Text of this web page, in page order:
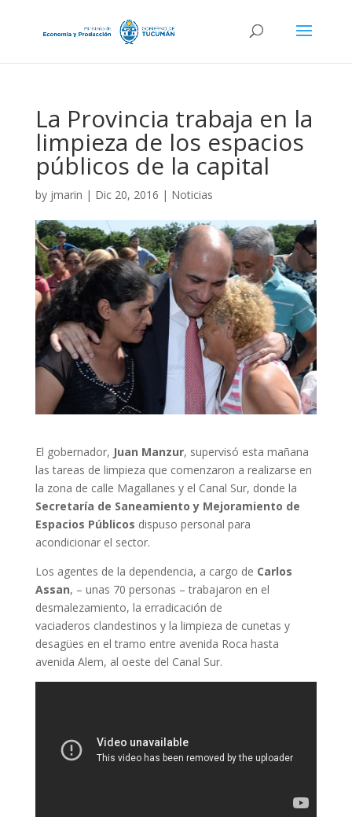
La Provincia trabaja en la
limpieza de los espacios
públicos de la capital
by jmarin | Dic 20, 2016 | Noticias
El gobernador, Juan Manzur, supervisó esta mañana
las tareas de limpieza que comenzaron a realizarse en
la zona de calle Magallanes y el Canal Sur, donde la
Secretaría de Saneamiento y Mejoramiento de
Espacios Públicos dispuso personal para
acondicionar el sector.
Los agentes de la dependencia, a cargo de Carlos
Assan, – unas 70 personas – trabajaron en el
desmalezamiento, la erradicación de
vaciaderos clandestinos y la limpieza de cunetas y
desagües en el tramo entre avenida Roca hasta
avenida Alem, al oeste del Canal Sur.